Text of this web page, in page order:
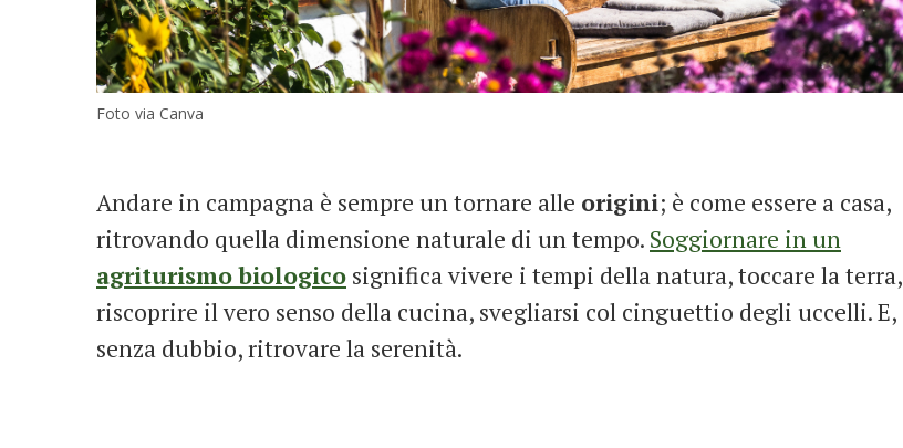
Foto via Canva
Andare in campagna è sempre un tornare alle origini; è come essere a casa,
ritrovando quella dimensione naturale di un tempo. Soggiornare in un
agriturismo biologico significa vivere i tempi della natura, toccare la terra,
riscoprire il vero senso della cucina, svegliarsi col cinguettio degli uccelli. E,
senza dubbio, ritrovare la serenità.